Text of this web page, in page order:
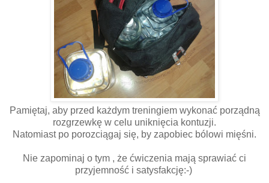
Pamiętaj, aby przed każdym treningiem wykonać porządną
rozgrzewkę w celu uniknięcia kontuzji.
Natomiast po porozciągaj się, by zapobiec bólowi mięśni.
Nie zapominaj o tym , że ćwiczenia mają sprawiać ci
przyjemność i satysfakcję:-)